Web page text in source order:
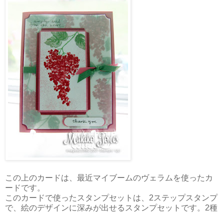
この上のカードは、最近マイブームのヴェラムを使ったカ
ードです。
このカードで使ったスタンプセットは、2ステップスタンプ
で、絵のデザインに深みが出せるスタンプセットです。2種